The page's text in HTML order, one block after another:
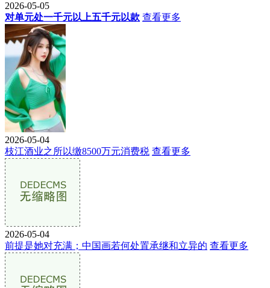
2026-05-05
对单元处一千元以上五千元以款 查看更多
2026-05-04
枝江酒业之所以缴8500万元消费税 查看更多
2026-05-04
前提是她对充满；中国画若何处置承继和立异的 查看更多